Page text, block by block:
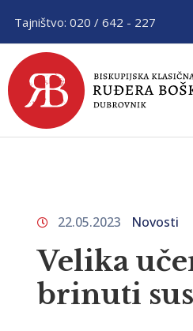
Tajništvo: 020 / 642 - 227
22.05.2023 Novosti
Velika
brinuti